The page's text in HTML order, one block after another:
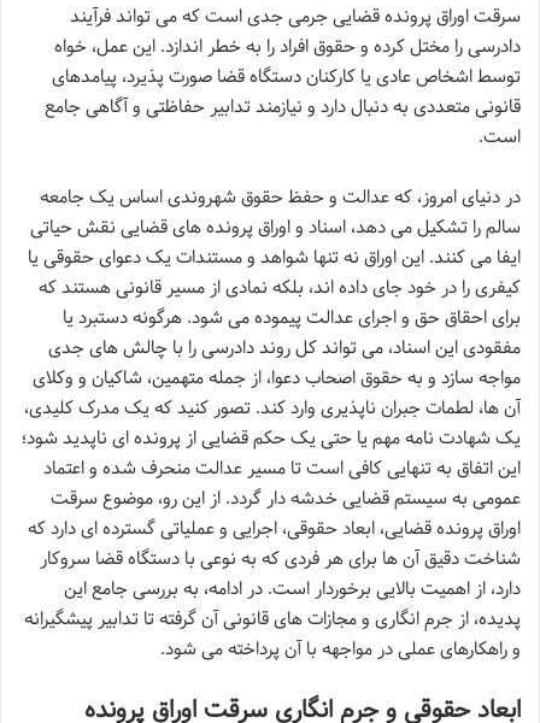
سرقت اوراق پرونده قضایی جرمی جدی است که می تواند فرآیند
دادرسی را مختل کرده و حقوق افراد را به خطر اندازد. این عمل، خواه
توسط اشخاص عادی یا کارکنان دستگاه قضا صورت پذیرد، پیامدهای
قانونی متعددی به دنبال دارد و نیازمند تدابیر حفاظتی و آگاهی جامع
است.
در دنیای امروز، که عدالت و حفظ حقوق شهروندی اساس یک جامعه
سالم را تشکیل می دهد، اسناد و اوراق پرونده های قضایی نقش حیاتی
ایفا می کنند. این اوراق نه تنها شواهد و مستندات یک دعوای حقوقی یا
کیفری را در خود جای داده اند، بلکه نمادی از مسیر قانونی هستند که
برای احقاق حق و اجرای عدالت پیموده می شود. هرگونه دستبرد یا
مفقودی این اسناد، می تواند کل روند دادرسی را با چالش های جدی
مواجه سازد و به حقوق اصحاب دعوا، از جمله متهمین، شاکیان و وکلای
آن ها، لطمات جبران ناپذیری وارد کند. تصور کنید که یک مدرک کلیدی،
یک شهادت نامه مهم یا حتی یک حکم قضایی از پرونده ای ناپدید شود؛
این اتفاق به تنهایی کافی است تا مسیر عدالت منحرف شده و اعتماد
عمومی به سیستم قضایی خدشه دار گردد. از این رو، موضوع سرقت
اوراق پرونده قضایی، ابعاد حقوقی، اجرایی و عملیاتی گسترده ای دارد که
شناخت دقیق آن ها برای هر فردی که به نوعی با دستگاه قضا سروکار
دارد، از اهمیت بالایی برخوردار است. در ادامه، به بررسی جامع این
پدیده، از جرم انگاری و مجازات های قانونی آن گرفته تا تدابیر پیشگیرانه
و راهکارهای عملی در مواجهه با آن پرداخته می شود.
ابعاد حقوقی و جرم انگاری سرقت اوراق پرونده